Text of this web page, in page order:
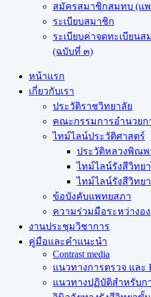
สมัครสมาชิกสมทบ (แ
ระเบียบสมาชิก
ระเบียบค่าจดทะเบียน
(ฉบับที่ ๓)
หน้าแรก
เกี่ยวกับเรา
ประวัติราชวิทยาลัย
คณะกรรมการอำนวยก
ไทม์ไลน์ประวัติศาสตร์
ประวัติหลวงพิณพ
ไทม์ไลน์รังสีวิทย
ไทม์ไลน์รังสีวิทย
ข้อบังคับแพทยสภา
ความร่วมมือระหว่างอ
งานประชุมวิชาการ
คู่มือและคำแนะนำ
Contrast media
แนวทางการตรวจ และ
แนวทางปฏิบัติสำหรับก